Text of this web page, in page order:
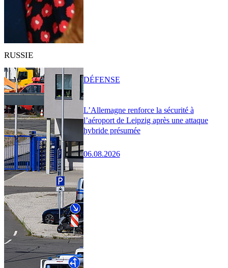
RUSSIE
L’Allemagne renforce la sécurité à
l’aéroport de Leipzig après une attaque
hybride présumée
06.08.2026
DÉFENSE